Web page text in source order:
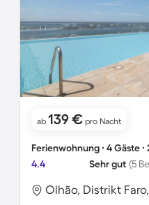
ab 139 € pro Nacht
Ferienwohnung ∙ 4 Gäste
4.4
Sehr gut (5
Olhão, Distrikt